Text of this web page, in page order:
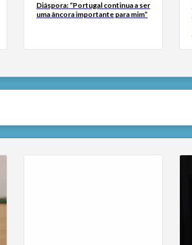
Diáspora: “Portugal continua a ser
uma âncora importante para mim”